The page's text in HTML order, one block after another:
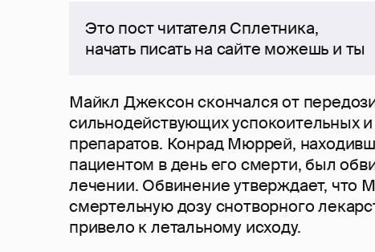
Это пост читателя Сплетника,
начать писать на сайте можешь и ты
Майкл Джексон скончался от
сильнодействующих успокоительных
препаратов. Конрад Мюррей,
пациентом в день его смерти, был
лечении. Обвинение утверждает, что
смертельную дозу снотворного
привело к летальному исходу.